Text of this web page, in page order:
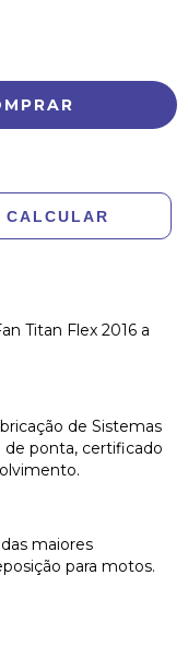
CALCULAR
Titan Flex 2016 a
de Sistemas
ponta, certificado
maiores
para motos.